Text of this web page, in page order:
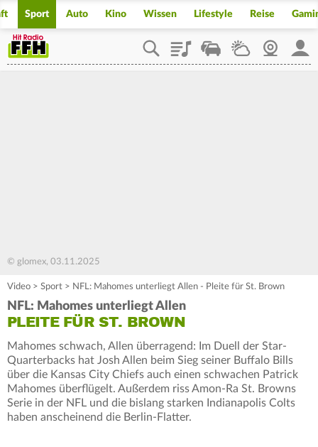
Sport Auto Kino Wissen Lifestyle Reise
PlaylistStaupilotWetterWebcam
© glomex, 03.11.2025
Video > Sport > NFL: Mahomes unterliegt Allen - Pleite für St. Brown
NFL: Mahomes unterliegt Allen
PLEITE FÜR ST. BROWN
Mahomes schwach, Allen überragend: Im Duell der Star-
Quarterbacks hat Josh Allen beim Sieg seiner Buffalo Bills
über die Kansas City Chiefs auch einen schwachen Patrick
Mahomes überflügelt. Außerdem riss Amon-Ra St. Browns
Serie in der NFL und die bislang starken Indianapolis Colts
haben anscheinend die Berlin-Flatter.